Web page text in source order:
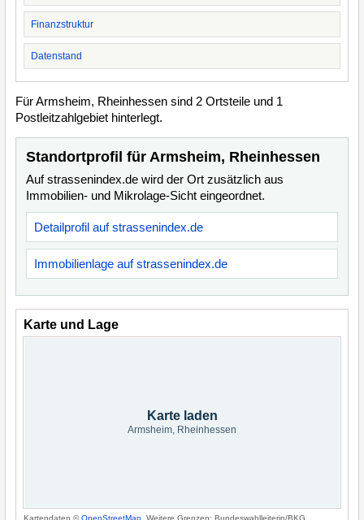
Finanzstruktur
Datenstand
Für Armsheim, Rheinhessen sind 2 Ortsteile und 1
Postleitzahlgebiet hinterlegt.
Standortprofil für Armsheim, Rheinhessen
Auf strassenindex.de wird der Ort zusätzlich aus
Immobilien- und Mikrolage-Sicht eingeordnet.
Detailprofil auf strassenindex.de
Immobilienlage auf strassenindex.de
Karte und Lage
Karte laden
Armsheim, Rheinhessen
Kartendaten ©OpenStreetMap . Weitere Grenzen: Bundeswahlleiterin/BKG